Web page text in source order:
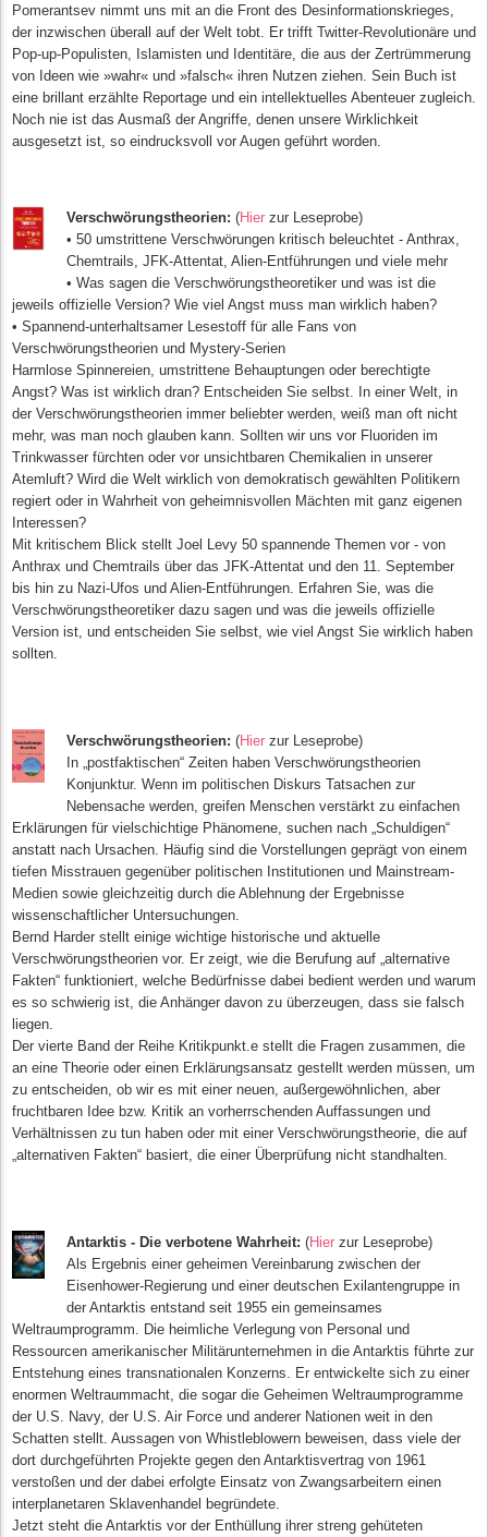
Pomerantsev nimmt uns mit an die Front des Desinformationskrieges,
der inzwischen überall auf der Welt tobt. Er trifft Twitter-Revolutionäre und
Pop-up-Populisten, Islamisten und Identitäre, die aus der Zertrümmerung
von Ideen wie »wahr« und »falsch« ihren Nutzen ziehen. Sein Buch ist
eine brillant erzählte Reportage und ein intellektuelles Abenteuer zugleich.
Noch nie ist das Ausmaß der Angriffe, denen unsere Wirklichkeit
ausgesetzt ist, so eindrucksvoll vor Augen geführt worden.
Verschwörungstheorien: (Hierzur Leseprobe)
• 50 umstrittene Verschwörungen kritisch beleuchtet - Anthrax,
Chemtrails, JFK-Attentat, Alien-Entführungen und viele mehr
• Was sagen die Verschwörungstheoretiker und was ist die
jeweils offizielle Version? Wie viel Angst muss man wirklich haben?
• Spannend-unterhaltsamer Lesestoff für alle Fans von
Verschwörungstheorien und Mystery-Serien
Harmlose Spinnereien, umstrittene Behauptungen oder berechtigte
Angst? Was ist wirklich dran? Entscheiden Sie selbst. In einer Welt, in
der Verschwörungstheorien immer beliebter werden, weiß man oft nicht
mehr, was man noch glauben kann. Sollten wir uns vor Fluoriden im
Trinkwasser fürchten oder vor unsichtbaren Chemikalien in unserer
Atemluft? Wird die Welt wirklich von demokratisch gewählten Politikern
regiert oder in Wahrheit von geheimnisvollen Mächten mit ganz eigenen
Interessen?
Mit kritischem Blick stellt Joel Levy 50 spannende Themen vor - von
Anthrax und Chemtrails über das JFK-Attentat und den 11. September
bis hin zu Nazi-Ufos und Alien-Entführungen. Erfahren Sie, was die
Verschwörungstheoretiker dazu sagen und was die jeweils offizielle
Version ist, und entscheiden Sie selbst, wie viel Angst Sie wirklich haben
sollten.
Verschwörungstheorien: (Hierzur Leseprobe)
In „postfaktischen“ Zeiten haben Verschwörungstheorien
Konjunktur. Wenn im politischen Diskurs Tatsachen zur
Nebensache werden, greifen Menschen verstärkt zu einfachen
Erklärungen für vielschichtige Phänomene, suchen nach „Schuldigen“
anstatt nach Ursachen. Häufig sind die Vorstellungen geprägt von einem
tiefen Misstrauen gegenüber politischen Institutionen und Mainstream-
Medien sowie gleichzeitig durch die Ablehnung der Ergebnisse
wissenschaftlicher Untersuchungen.
Bernd Harder stellt einige wichtige historische und aktuelle
Verschwörungstheorien vor. Er zeigt, wie die Berufung auf „alternative
Fakten“ funktioniert, welche Bedürfnisse dabei bedient werden und warum
es so schwierig ist, die Anhänger davon zu überzeugen, dass sie falsch
liegen.
Der vierte Band der Reihe Kritikpunkt.e stellt die Fragen zusammen, die
an eine Theorie oder einen Erklärungsansatz gestellt werden müssen, um
zu entscheiden, ob wir es mit einer neuen, außergewöhnlichen, aber
fruchtbaren Idee bzw. Kritik an vorherrschenden Auffassungen und
Verhältnissen zu tun haben oder mit einer Verschwörungstheorie, die auf
„alternativen Fakten“ basiert, die einer Überprüfung nicht standhalten.
Antarktis - Die verbotene Wahrheit: (Hierzur Leseprobe)
Als Ergebnis einer geheimen Vereinbarung zwischen der
Eisenhower-Regierung und einer deutschen Exilantengruppe in
der Antarktis entstand seit 1955 ein gemeinsames
Weltraumprogramm. Die heimliche Verlegung von Personal und
Ressourcen amerikanischer Militärunternehmen in die Antarktis führte zur
Entstehung eines transnationalen Konzerns. Er entwickelte sich zu einer
enormen Weltraummacht, die sogar die Geheimen Weltraumprogramme
der U.S. Navy, der U.S. Air Force und anderer Nationen weit in den
Schatten stellt. Aussagen von Whistleblowern beweisen, dass viele der
dort durchgeführten Projekte gegen den Antarktisvertrag von 1961
verstoßen und der dabei erfolgte Einsatz von Zwangsarbeitern einen
interplanetaren Sklavenhandel begründete.
Jetzt steht die Antarktis vor der Enthüllung ihrer streng gehüteten